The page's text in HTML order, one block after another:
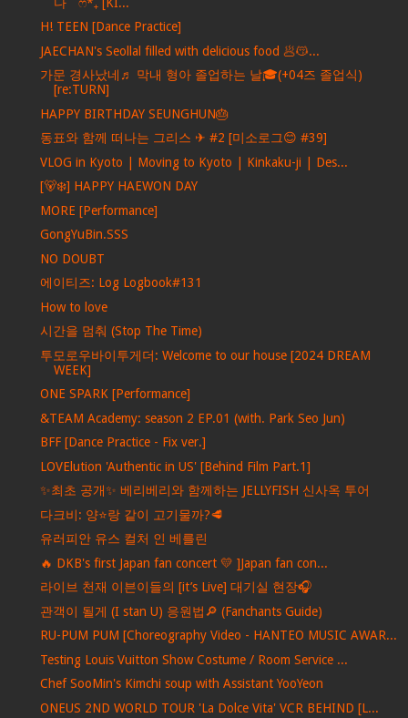
H! TEEN [Dance Practice]
JAECHAN's Seollal filled with delicious food 🥟😽...
가문 경사났네♬ 막내 형아 졸업하는 날🎓(+04즈 졸업식)
[re:TURN]
HAPPY BIRTHDAY SEUNGHUN🎂
동표와 함께 떠나는 그리스 ✈ #2 [미소로그😊 #39]
VLOG in Kyoto | Moving to Kyoto | Kinkaku-ji | Des...
[🐻‍❄️] HAPPY HAEWON DAY
MORE [Performance]
GongYuBin.SSS
NO DOUBT
에이티즈: Log Logbook#131
How to love
시간을 멈춰 (Stop The Time)
투모로우바이투게더: Welcome to our house [2024 DREAM
WEEK]
ONE SPARK [Performance]
&TEAM Academy: season 2 EP.01 (with. Park Seo Jun)
BFF [Dance Practice - Fix ver.]
LOVElution 'Authentic in US' [Behind Film Part.1]
✨최초 공개✨ 베리베리와 함께하는 JELLYFISH 신사옥 투어
다크비: 양⭐️랑 같이 고기물까?🥩
유러피안 유스 컬처 인 베를린
🔥 DKB's first Japan fan concert 💛 ]Japan fan con...
라이브 천재 이븐이들의 [it’s Live] 대기실 현장🎧
관객이 될게 (I stan U) 응원법🔎 (Fanchants Guide)
RU-PUM PUM [Choreography Video - HANTEO MUSIC AWAR...
Testing Louis Vuitton Show Costume / Room Service ...
Chef SooMin's Kimchi soup with Assistant YooYeon
ONEUS 2ND WORLD TOUR 'La Dolce Vita' VCR BEHIND [L...